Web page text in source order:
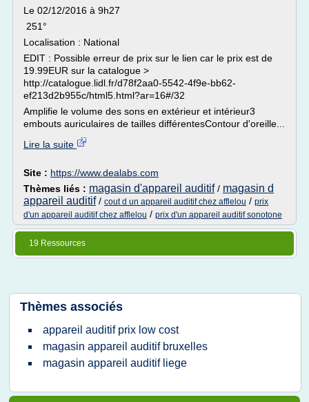
Le 02/12/2016 à 9h27
251°
Localisation : National
EDIT : Possible erreur de prix sur le lien car le prix est de
19.99EUR sur la catalogue >
http://catalogue.lidl.fr/d78f2aa0-5542-4f9e-bb62-
ef213d2b955c/html5.html?ar=16#/32
Amplifie le volume des sons en extérieur et intérieur3
embouts auriculaires de tailles différentesContour d'oreille...
Lire la suite
Site : https://www.dealabs.com
Thèmes liés : magasin d'appareil auditif/ magasin d
appareil auditif/ cout d un appareil auditif chez afflelou / prix
d'un appareil auditif chez afflelou / prix d'un appareil auditif sonotone
19 Ressources
Thèmes associés
appareil auditif prix low cost
magasin appareil auditif bruxelles
magasin appareil auditif liege